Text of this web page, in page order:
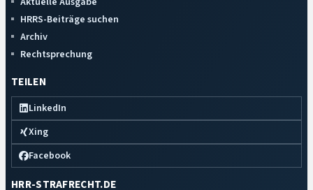
HRRS-Beiträge suchen
Archiv
Rechtsprechung
TEILEN
LinkedIn
Xing
Facebook
HRR-STRAFRECHT.DE